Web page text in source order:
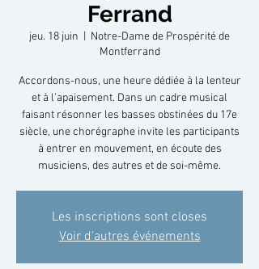
Ferrand
jeu. 18 juin
  |
Notre-Dame de Prospérité de
Montferrand
Accordons-nous, une heure dédiée à la lenteur
et à l’apaisement. Dans un cadre musical
faisant résonner les basses obstinées du 17e
siècle, une chorégraphe invite les participants
à entrer en mouvement, en écoute des
musiciens, des autres et de soi-même.
Les inscriptions sont closes
Voir d'autres événements